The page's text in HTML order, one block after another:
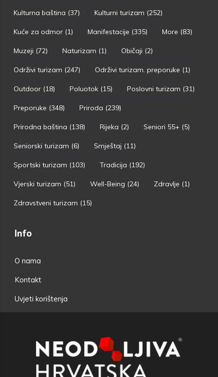
Kulturna baština (37) Kulturni turizam (252)
Kuće za odmor (1) Manifestacije (335) More (83)
Muzeji (72) Naturizam (1) Običaji (2)
Održivi turizam (247) Održivi turizam. preporuke (1)
Outdoor (18) Poluotok (15) Poslovni turizam (31)
Preporuke (348) Priroda (239)
Prirodna baština (138) Rijeka (2) Seniori 55+ (5)
Seniorski turizam (6) Smještaj (11)
Sportski turizam (103) Tradicija (192)
Vjerski turizam (51) Well-Being (24) Zdravlje (1)
Zdravstveni turizam (15)
Info
O nama
Kontakt
Uvjeti korištenja